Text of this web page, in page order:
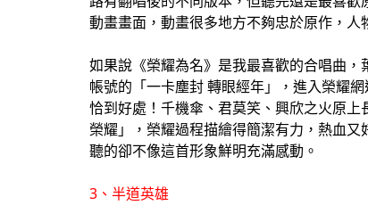
動畫畫面，動畫很多地方不夠忠於原作，
如果說《榮耀為名》是我最喜歡的合唱曲
帳號的「一卡塵封 轉眼經年」，進入榮耀
恰到好處！千機傘、君莫笑、興欣之火原
榮耀」，榮耀過程描繪得簡潔有力，熱血
聽的卻不像這首形象鮮明充滿感動。
3、半道英雄